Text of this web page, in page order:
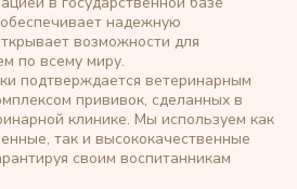
надежную
возможности для
по всему миру.
подтверждается ветеринарным
прививок, сделанных в
клинике. Мы используем как
так и высококачественные
своим воспитанникам